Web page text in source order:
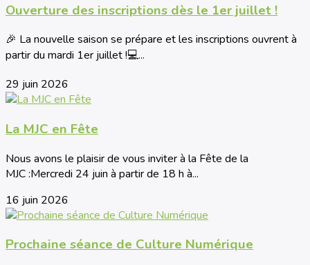
Ouverture des inscriptions dès le 1er juillet !
🎉 La nouvelle saison se prépare et les inscriptions ouvrent à
partir du mardi 1er juillet !💻...
29 juin 2026
La MJC en Fête
Nous avons le plaisir de vous inviter à la Fête de la
MJC :Mercredi 24 juin à partir de 18 h à...
16 juin 2026
Prochaine séance de Culture Numérique